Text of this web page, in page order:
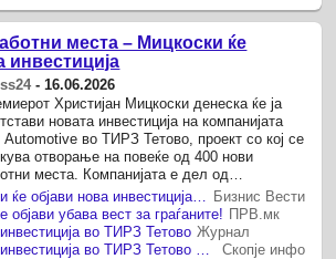
места – Мицкоски ќе
инвестиција
- 16.06.2026
Христијан Мицкоски денеска ќе ја
новата инвестиција на компанијата
Automotive во ТИРЗ Тетово, проект со кој се
отворање на повеќе од 400 нови
места. Компанијата е дел од
индустрија и е специјализирана
и ...
Бизнис Вести
објави убава вест за граѓаните! ПРВ.мк
во ТИРЗ Тетово Журнал
Скопје инфо